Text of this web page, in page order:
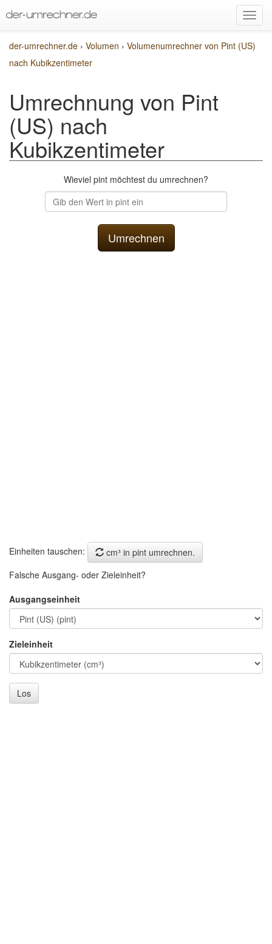
der-umrechner.de › Volumen › Volumenumrechner von Pint (US)
nach Kubikzentimeter
Umrechnung von Pint
(US) nach
Kubikzentimeter
Wieviel pint möchtest du umrechnen?
Einheiten tauschen:
cm³ in pint umrechnen.
Falsche Ausgang- oder Zieleinheit?
Ausgangseinheit
Zieleinheit
Los